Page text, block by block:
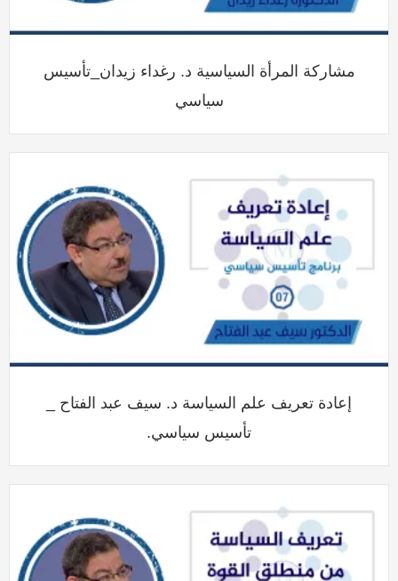
مشاركة المرأة السياسية د. رغداء زيدان_تأسيس
سياسي
إعادة تعريف علم السياسة د. سيف عبد الفتاح _
تأسيس سياسي.